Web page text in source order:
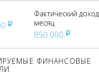
pуб
Фактический
месяц
850 000 pуб
ФИНАНСОВЫЕ